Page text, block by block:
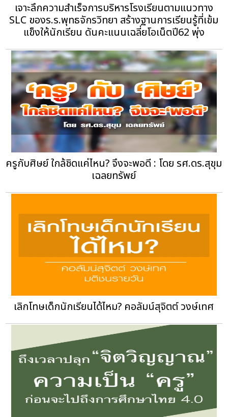
เจาะลึกความสำเร็จการบริหารโรงเรียนตามแนวทาง
SLC ของร.ร.พุทธจักรวิทยา สร้างฐานการเรียนรู้ที่เข้ม
แข็งให้นักเรียน ดันคะแนนเฉลี่ยโอเน็ตปี62 พุ่ง
ครูกับศิษย์ ใกล้ชิดแค่ไหน? จึงจะพอดี : โดย รศ.ดร.สุขุม
เฉลยทรัพย์
เลิกโทษเด็กนักเรียนได้ไหม? คอลัมน์สุจิตต์ วงษ์เทศ